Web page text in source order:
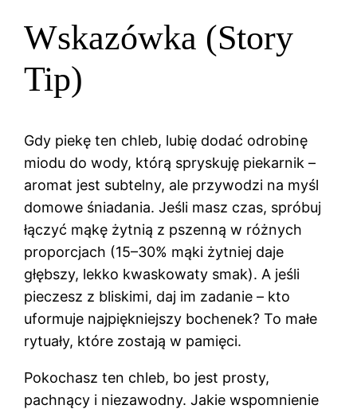
Wskazówka (Story
Tip)
Gdy piekę ten chleb, lubię dodać odrobinę
miodu do wody, którą spryskuję piekarnik –
aromat jest subtelny, ale przywodzi na myśl
domowe śniadania. Jeśli masz czas, spróbuj
łączyć mąkę żytnią z pszenną w różnych
proporcjach (15–30% mąki żytniej daje
głębszy, lekko kwaskowaty smak). A jeśli
pieczesz z bliskimi, daj im zadanie – kto
uformuje najpiękniejszy bochenek? To małe
rytuały, które zostają w pamięci.
Pokochasz ten chleb, bo jest prosty,
pachnący i niezawodny. Jakie wspomnienie